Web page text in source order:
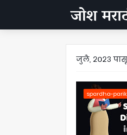
जुलै, २०२३
spardha-